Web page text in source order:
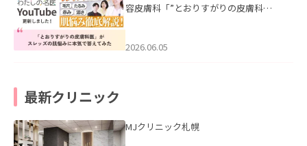
容皮膚科「”とおりすがりの皮膚科
2026.06.05
最新クリニック
MJクリニック札幌